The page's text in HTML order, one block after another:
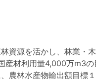
資源を活かし、林業・
産材利用量4,000万m3
農林水産物輸出額目標